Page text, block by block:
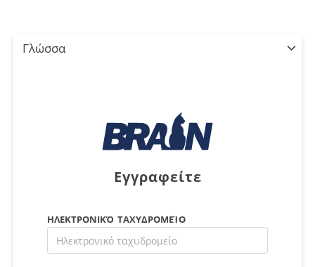
Γλώσσα
Εγγραφείτε
ΗΛΕΚΤΡΟΝΙΚΌ ΤΑΧΥΔΡΟΜΕΊΟ